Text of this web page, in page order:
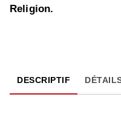
Religion.
DESCRIPTIF